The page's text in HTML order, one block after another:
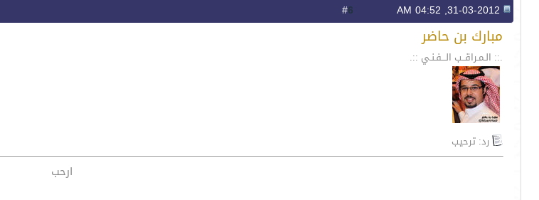
6
مبارك بن حاضر
.:: الـمـراقــب الـــفـنـي ::.
رد: ترحيب
ارحب